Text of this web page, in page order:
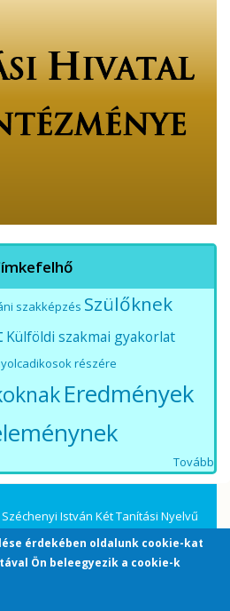
szakképzés Szülőknek
Külföldi szakmai gyakorlat
részére
Eredmények
Tovább
István Két Tanítási Nyelvű
és Kollégium. All Rights Reserved.
érdekében oldalunk cookie-kat
Ön beleegyezik a cookie-k